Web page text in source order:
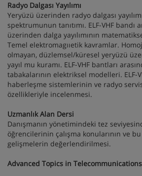
Radyo Dalgası Yayılımı
Yeryüzü üzerinden radyo dalgası
spektrumunun tanıtımı. ELF-VHF bandı
üzerinden dalga yayılımının
Temel elektromagııetik kavramlar.
olmayan, düzlemsel/küresel yeryüzü
yayıl mu kuramı. ELF-VHF bantları
tabakalarının elektriksel modelleri. ELF-
haberleşme sistemlerinin ve radyo
özellikleriyle incelenmesi.
Uzmanlık Alan Dersi
Danışmanın yönetimindeki tez
öğrencilerinin çalışma konularının ve
gelişmelerin değerlendirilmesi.
Advanced Topics in Telecommunications